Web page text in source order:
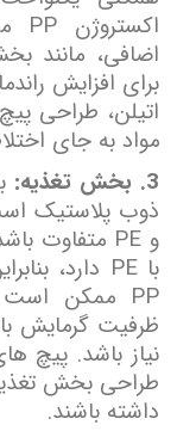
اکستروژن PP
اضافی، مانند
برای افزایش
اتیلن، طراحی
مواد به جای
3. بخش تغذیه:
ذوب پلاستیک
وPE متفاوت
باPE دارد،
PP ممکن است
ظرفیت گرمایش
نیاز باشد. پیچ
طراحی بخش
داشته باشند.